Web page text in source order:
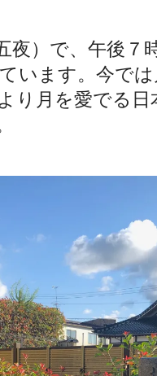
夜）で、午後７
います。今で
り月を愛でる